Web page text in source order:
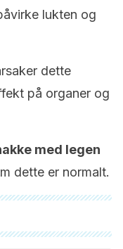
lukten og
dette
på organer og
med legen
dette er normalt.
av teamet vårt for å